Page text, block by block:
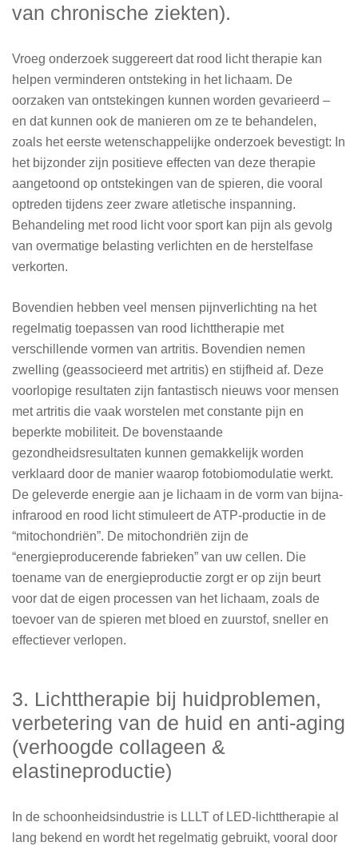
van chronische ziekten).
Vroeg onderzoek suggereert dat rood licht therapie kan
helpen verminderen ontsteking in het lichaam. De
oorzaken van ontstekingen kunnen worden gevarieerd –
en dat kunnen ook de manieren om ze te behandelen,
zoals het eerste wetenschappelijke onderzoek bevestigt: In
het bijzonder zijn positieve effecten van deze therapie
aangetoond op ontstekingen van de spieren, die vooral
optreden tijdens zeer zware atletische inspanning.
Behandeling met rood licht voor sport kan pijn als gevolg
van overmatige belasting verlichten en de herstelfase
verkorten.
Bovendien hebben veel mensen pijnverlichting na het
regelmatig toepassen van rood lichttherapie met
verschillende vormen van artritis. Bovendien nemen
zwelling (geassocieerd met artritis) en stijfheid af. Deze
voorlopige resultaten zijn fantastisch nieuws voor mensen
met artritis die vaak worstelen met constante pijn en
beperkte mobiliteit. De bovenstaande
gezondheidsresultaten kunnen gemakkelijk worden
verklaard door de manier waarop fotobiomodulatie werkt.
De geleverde energie aan je lichaam in de vorm van bijna-
infrarood en rood licht stimuleert de ATP-productie in de
“mitochondriën”. De mitochondriën zijn de
“energieproducerende fabrieken” van uw cellen. Die
toename van de energieproductie zorgt er op zijn beurt
voor dat de eigen processen van het lichaam, zoals de
toevoer van de spieren met bloed en zuurstof, sneller en
effectiever verlopen.
3. Lichttherapie bij huidproblemen,
verbetering van de huid en anti-aging
(verhoogde collageen &
elastineproductie)
In de schoonheidsindustrie is LLLT of LED-lichttherapie al
lang bekend en wordt het regelmatig gebruikt, vooral door